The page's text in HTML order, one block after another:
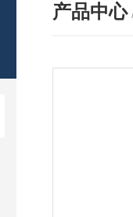
产品中心